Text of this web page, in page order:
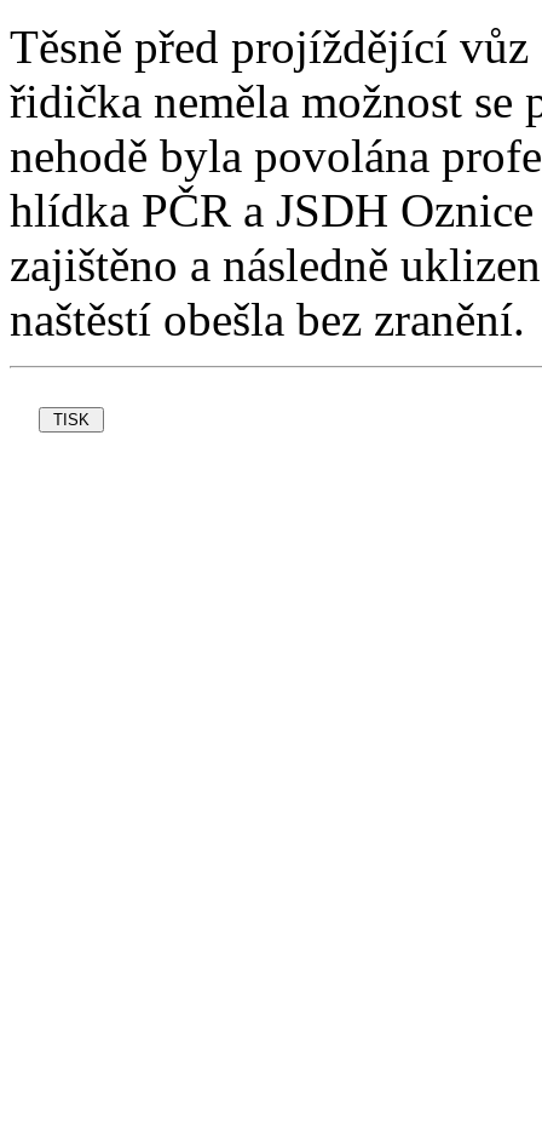
Těsně před projíždějící
řidička neměla možnost se
nehodě byla povolána
hlídka PČR a JSDH
zajištěno a následně
naštěstí obešla bez zranění.